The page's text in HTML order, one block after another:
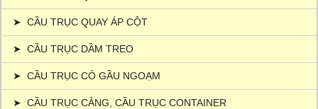
➤ CẦU TRỤC QUAY ÁP CỘT
➤ CẦU TRỤC DẦM TREO
➤ CẦU TRỤC CÓ GẦU NGOẠM
➤ CẦU TRỤC CẢNG, CẦU TRỤC CONTAINER